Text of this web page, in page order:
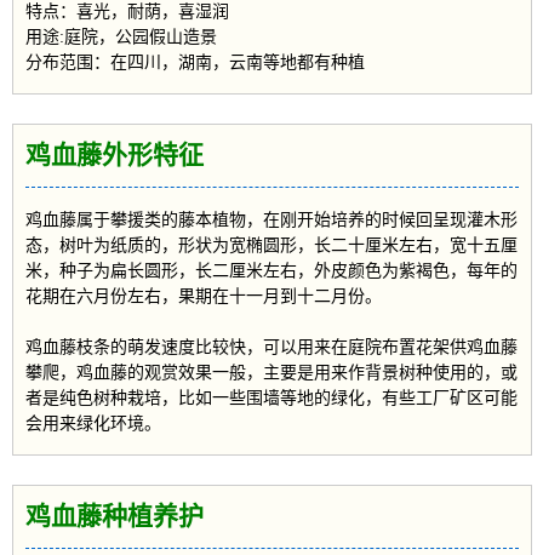
特点：喜光，耐荫，喜湿润
用途:庭院，公园假山造景
分布范围：在四川，湖南，云南等地都有种植
鸡血藤外形特征
鸡血藤属于攀援类的藤本植物，在刚开始培养的时候回呈现灌木形
态，树叶为纸质的，形状为宽椭圆形，长二十厘米左右，宽十五厘
米，种子为扁长圆形，长二厘米左右，外皮颜色为紫褐色，每年的
花期在六月份左右，果期在十一月到十二月份。
鸡血藤枝条的萌发速度比较快，可以用来在庭院布置花架供鸡血藤
攀爬，鸡血藤的观赏效果一般，主要是用来作背景树种使用的，或
者是纯色树种栽培，比如一些围墙等地的绿化，有些工厂矿区可能
会用来绿化环境。
鸡血藤种植养护